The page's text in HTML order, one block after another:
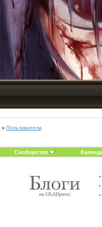
> Пользователи
Сообщество